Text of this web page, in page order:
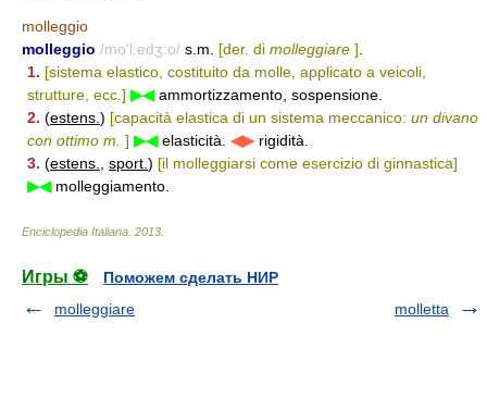
molleggio
molleggio /mo'l:edʒ:o/ s.m. [der. di molleggiare ]
1. [sistema elastico, costituito da molle, applicato a veicoli,
strutture, ecc.] ▶◀ammortizzamento, sospensione.
2. (estens. ) [capacità elastica di un sistema meccanico: un divano
con ottimo m. ] ▶◀elasticità. ◀▶rigidità.
3. (estens. sport. ) [il molleggiarsi come esercizio di ginnastica]
▶◀molleggiamento.
Enciclopedia Italiana 2013
Игры ⚽
Поможем сделать НИР
molleggiare
molletta